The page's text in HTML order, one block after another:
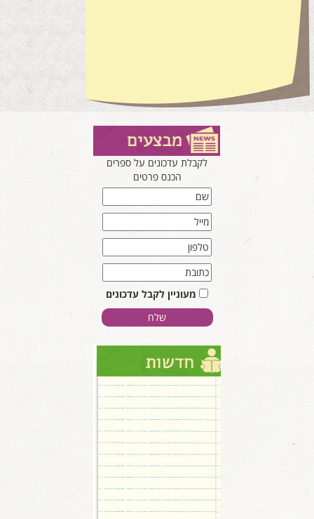
לקבלת עדכונים על ספרים
הכנס פרטים
מעוניין לקבל עדכונים